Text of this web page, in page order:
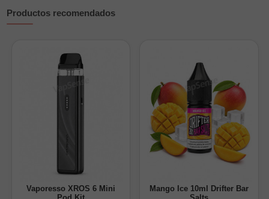
Productos recomendados
Vaporesso XROS 6 Mini
Mango Ice 10ml Drifter Bar